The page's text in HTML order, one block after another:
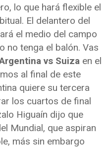
lo que hará flexible el
El delantero del
el medio del campo
no tenga el balón. Vas
vs Suiza en el
al final de este
quiere su tercera
los cuartos de final
Higuaín dijo que
Mundial, que aspiran
más sin embargo